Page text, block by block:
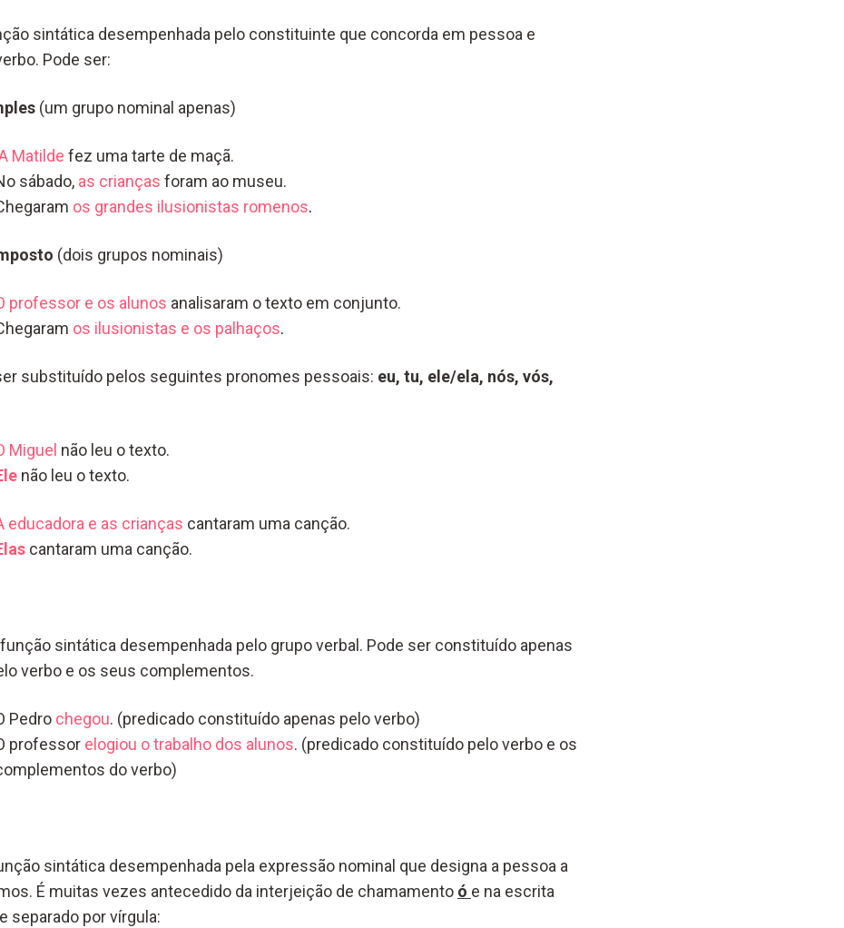
sintática desempenhada pelo constituinte que concorda em pessoa e
Pode ser:
(um grupo nominal apenas)
Matilde fez uma tarte de maçã.
sábado, as crianças foram ao museu.
os grandes ilusionistas romenos.
(dois grupos nominais)
professor e os alunos analisaram o texto em conjunto.
os ilusionistas e os palhaços.
substituído pelos seguintes pronomes pessoais: eu, tu, ele/ela, nós, vós,
Miguel não leu o texto.
não leu o texto.
educadora e as crianças cantaram uma canção.
cantaram uma canção.
sintática desempenhada pelo grupo verbal. Pode ser constituído apenas
verbo e os seus complementos.
Pedro chegou. (predicado constituído apenas pelo verbo)
professor elogiou o trabalho dos alunos. (predicado constituído pelo verbo e os
do verbo)
sintática desempenhada pela expressão nominal que designa a pessoa a
É muitas vezes antecedido da interjeição de chamamento ó e na escrita
separado por vírgula: